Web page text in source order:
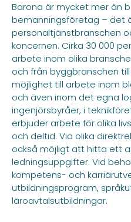
Barona är mycket mer än
bemanningsföretag – det
personaltjänstbranschen
koncernen. Cirka 30 000
arbete inom olika
och från byggbranschen
möjlighet till arbete inom
och även inom det egna
ingenjörsbyråer, i
erbjuder arbete för olika
och deltid. Via olika
också möjligt att hitta ett
ledningsuppgifter. Vid
kompetens- och
utbildningsprogram,
läroavtalsutbildningar.